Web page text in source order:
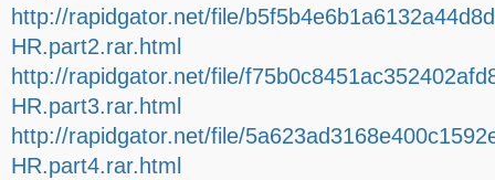
http://rapidgator.net/file/
HR.part2.rar.html
http://rapidgator.net/file/
HR.part3.rar.html
http://rapidgator.net/file/
HR.part4.rar.html